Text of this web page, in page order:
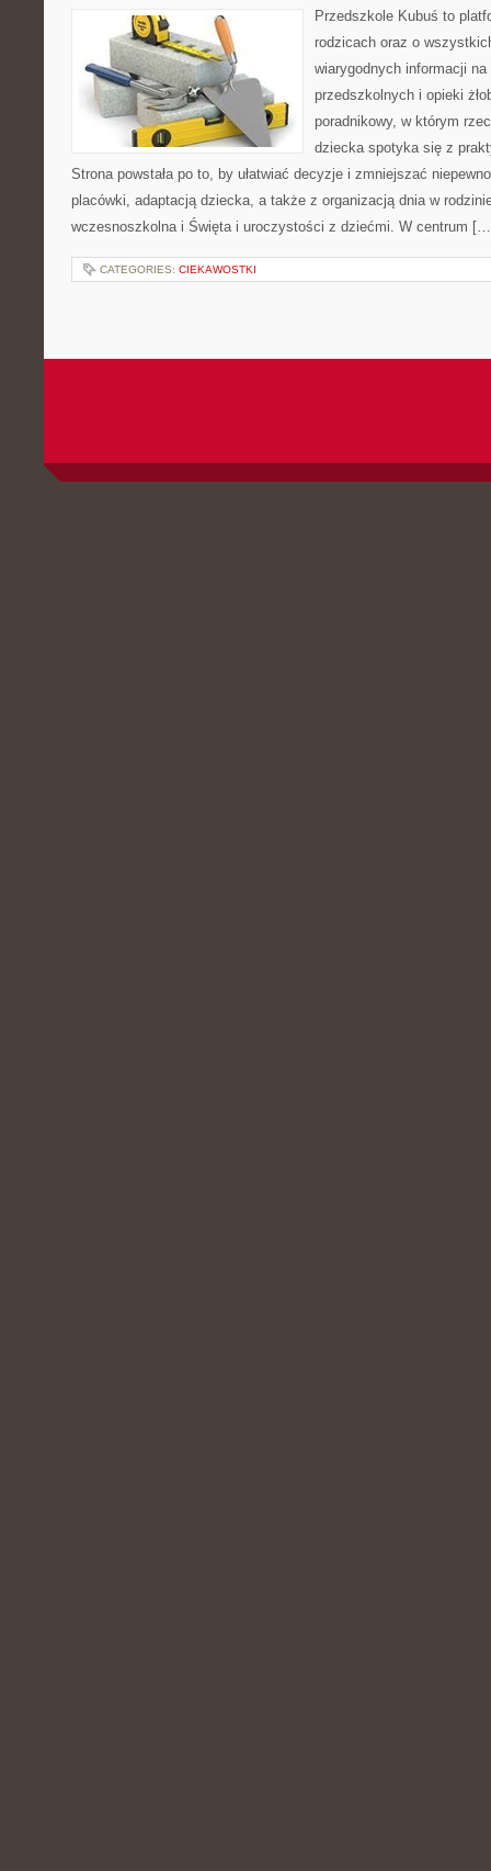
Przedszkole Kubuś to
rodzicach oraz o
wiarygodnych informacji
przedszkolnych i opieki
poradnikowy, w którym
dziecka spotyka się z
Strona powstała po to, by ułatwiać decyzje i zmniejszać
placówki, adaptacją dziecka, a także z organizacją dnia w
wczesnoszkolna i Święta i uroczystości z dziećmi. W centrum
CATEGORIES: CIEKAWOSTKI